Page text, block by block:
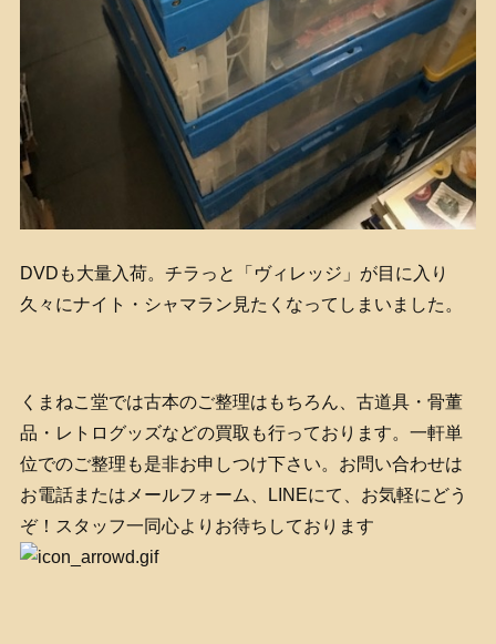
DVDも大量入荷。チラっと「ヴィレッジ」が目に入り
久々にナイト・シャマラン見たくなってしまいました。
くまねこ堂では古本のご整理はもちろん、古道具・骨董
品・レトログッズなどの買取も行っております。一軒単
位でのご整理も是非お申しつけ下さい。お問い合わせは
お電話またはメールフォーム、LINEにて、お気軽にどう
ぞ！スタッフ一同心よりお待ちしております